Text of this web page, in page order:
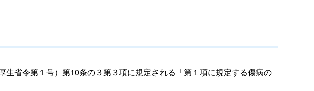
省令第１号）第10条の３第３項に規定される「第１項に規定する傷病の